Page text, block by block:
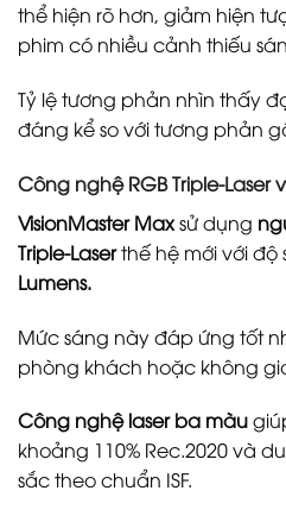
thể hiện rõ hơn, giảm hiện
phim có nhiều cảnh thiếu
Tỷ lệ tương phản nhìn thấy
đáng kể so với tương phản
Công nghệ RGB
VisionMaster Maxsử dụng
Triple‑Laserthế hệ mới với độ
Lumens.
Mức sáng này đáp ứng tốt
phòng khách hoặc không
Công nghệ laser ba màu
khoảng 110% Rec.2020 và
sắc theo chuẩn ISF.